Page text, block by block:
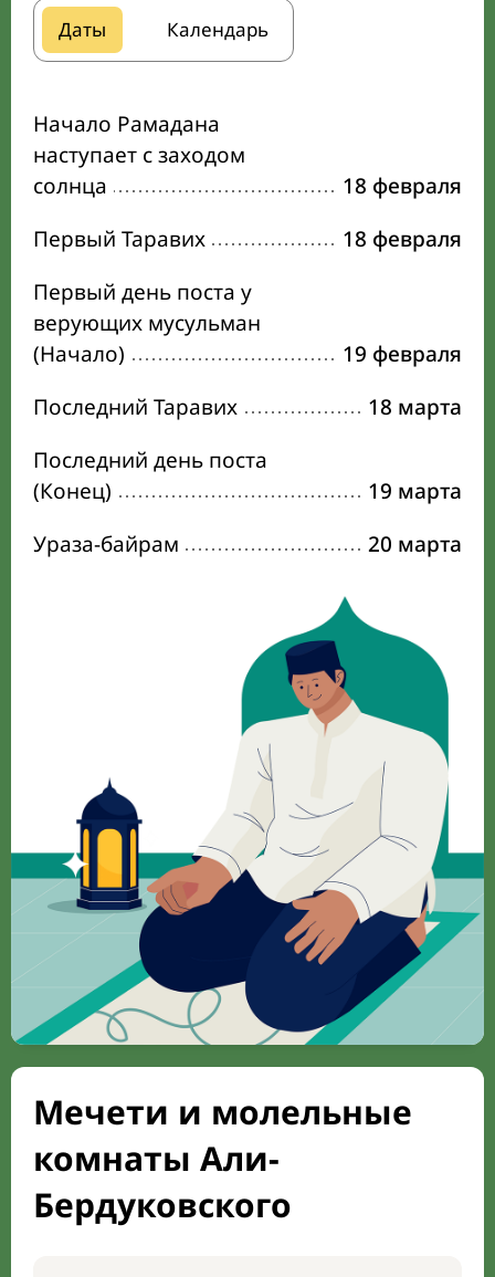
Даты Календарь
Начало Рамадана
наступает с заходом
солнца
18 февраля
Первый Таравих
18 февраля
Первый день поста у
верующих мусульман
(Начало)
19 февраля
Последний Таравих
18 марта
Последний день поста
(Конец)
19 марта
Ураза-байрам
20 марта
Мечети и молельные
комнаты Али-
Бердуковского